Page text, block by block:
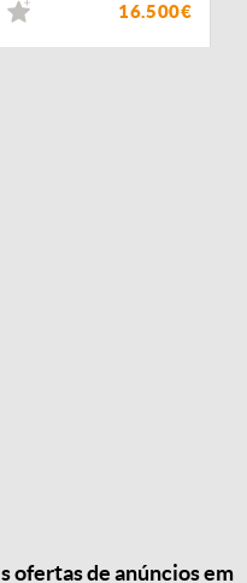
16.500€
ofertas de anúncios em